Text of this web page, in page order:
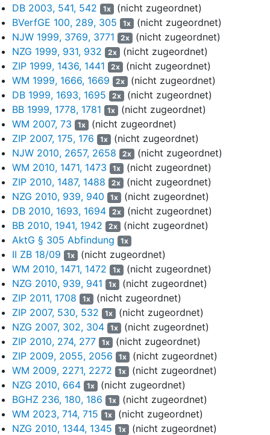
mit einem nur kleinen Anteil von Olefin- und Erdgasanlagen an
ihrem Produktprogramm und ihrer vielfach nur regionalen
Tätigkeit die Vergleichbarkeit.
(4) Die Planung in der Division GIST sei zu pessimistisch, weil
die operative Marge von 7,4% aus den Jahren 2014 und 2015 nie
mehr erreicht werden solle.
(5) Beim Forecast 2019 müsse es angesichts der
Wechselkursentwicklung im vierten Quartal 2018 mit einem
schwachen Euro bzw. einem starken US-Dollar mit positiven
Auswirkungen auf Umsatz und Ergebnis des Jahres 2019 zu
Anpassungen kommen. Für das Jahr 2019 hätte aufgrund
bestehender Terminkontrakte mit einem Wechselkurs von 1,15
USD/EUR auch dieser Wechselkurs in der Planung
herangezogen werden müssen. Eine Prognose auf der Basis von
Forward Rates sei wegen fehlender empirischer Belege nicht
vorzugswürdig gegenüber der Annahme eines fixen
Wechselkurses auf der Basis der Verhältnisse am
Bewertungsstichtag. Gerade im Terminal Value müsse die
Berechnung auf der Basis der aktuellen Wechselkurse erfolgen,
zumal das Währungsrisiko angesichts des herangezogenen
unternehmenseigenen Beta-Faktors bereits über den
Risikozuschlag abgebildet werde. Die von den
Bewertungsgutachtern vorgenommene Korrektur bedeute einen
Widerspruch zur Schätzung der Synergieeffekte auf der Basis
eines Umrechnungskurses von 1,13 USD/EUR bei den
Synergieeffekten. Der Annahme steigender Wechselkursrisiken
stehe die Veräußerung des US- und des Brasiliengeschäfts
entgegen, weil sich dadurch das Währungsrisiko vermindere. Die
Korrektur der Planwechselkurse übersehe, dass bei höheren
lokalen Preisen auch höhere Preise durchzusetzen seien,
weshalb ein Nettoeffekt ausscheide.
DB 2003, 541, 542 1x (nicht zugeordnet)
BVerfGE 100, 289, 305
1x (nicht zugeordnet)
NJW 1999, 3769, 3771
2x (nicht zugeordnet)
NZG 1999, 931, 932
2x (nicht zugeordnet)
ZIP 1999, 1436, 1441
2x (nicht zugeordnet)
WM 1999, 1666, 1669
2x (nicht zugeordnet)
DB 1999, 1693, 1695
2x (nicht zugeordnet)
BB 1999, 1778, 1781
1x (nicht zugeordnet)
WM 2007, 73
1x (nicht zugeordnet)
ZIP 2007, 175, 176
1x (nicht zugeordnet)
NJW 2010, 2657, 2658
2x (nicht zugeordnet)
WM 2010, 1471, 1473
1x (nicht zugeordnet)
ZIP 2010, 1487, 1488
2x (nicht zugeordnet)
NZG 2010, 939, 940
1x (nicht zugeordnet)
DB 2010, 1693, 1694
2x (nicht zugeordnet)
BB 2010, 1941, 1942
2x (nicht zugeordnet)
AktG § 305 Abfindung
1x
II ZB 18/09 1x (nicht zugeordnet)
WM 2010, 1471, 1472
1x (nicht zugeordnet)
NZG 2010, 939, 941
1x (nicht zugeordnet)
ZIP 2011, 1708
1x (nicht zugeordnet)
ZIP 2007, 530, 532
1x (nicht zugeordnet)
NZG 2007, 302, 304
1x (nicht zugeordnet)
ZIP 2010, 274, 277
1x (nicht zugeordnet)
ZIP 2009, 2055, 2056
1x (nicht zugeordnet)
WM 2009, 2271, 2272
1x (nicht zugeordnet)
NZG 2010, 664
1x (nicht zugeordnet)
BGHZ 236, 180, 186
1x (nicht zugeordnet)
WM 2023, 714, 715
1x (nicht zugeordnet)
NZG 2010, 1344, 1345
1x (nicht zugeordnet)